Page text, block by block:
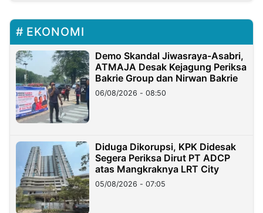
EKONOMI
Demo Skandal Jiwasraya-Asabri,
ATMAJA Desak Kejagung Periksa
Bakrie Group dan Nirwan Bakrie
06/08/2026 - 08:50
Diduga Dikorupsi, KPK Didesak
Segera Periksa Dirut PT ADCP
atas Mangkraknya LRT City
05/08/2026 - 07:05